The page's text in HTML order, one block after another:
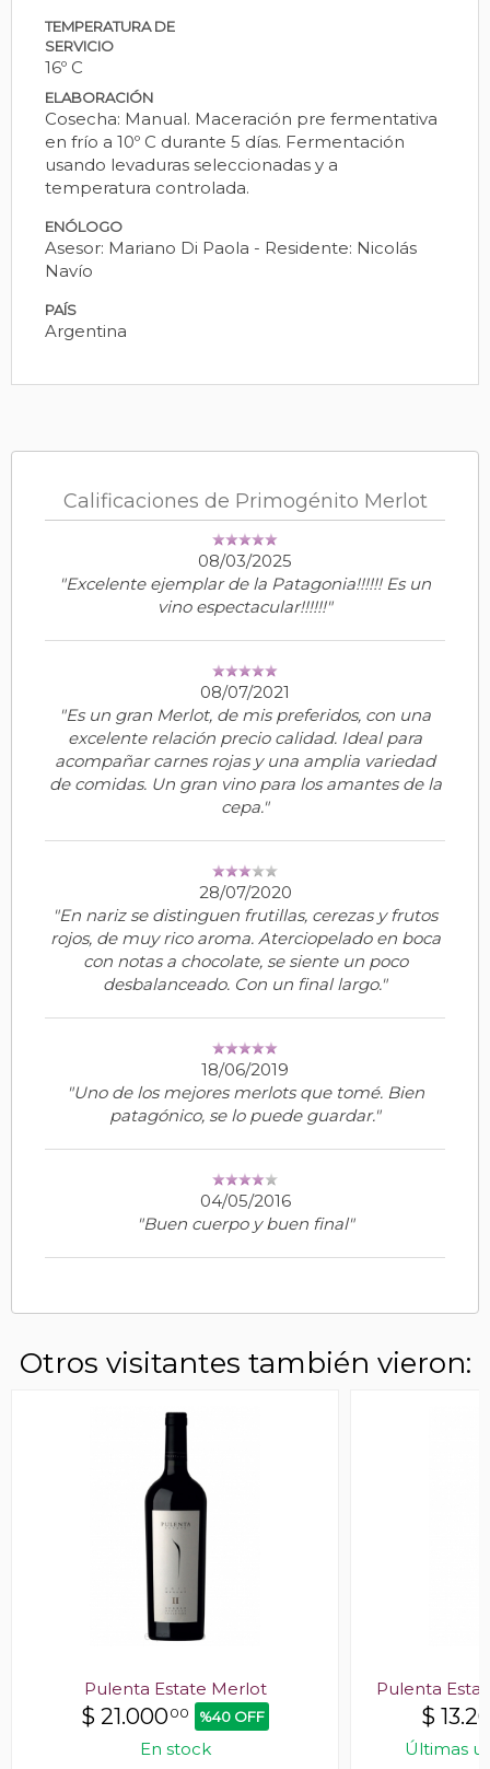
TEMPERATURA DE
SERVICIO
16º C
ELABORACIÓN
Cosecha: Manual. Maceración pre fermentativa
en frío a 10º C durante 5 días. Fermentación
usando levaduras seleccionadas y a
temperatura controlada.
ENÓLOGO
Asesor: Mariano Di Paola - Residente: Nicolás
Navío
PAÍS
Argentina
Calificaciones de Primogénito Merlot
08/03/2025
"Excelente ejemplar de la Patagonia!!!!!! Es un
vino espectacular!!!!!!"
08/07/2021
"Es un gran Merlot, de mis preferidos, con una
excelente relación precio calidad. Ideal para
acompañar carnes rojas y una amplia variedad
de comidas. Un gran vino para los amantes de la
cepa."
28/07/2020
"En nariz se distinguen frutillas, cerezas y frutos
rojos, de muy rico aroma. Aterciopelado en boca
con notas a chocolate, se siente un poco
desbalanceado. Con un final largo."
18/06/2019
"Uno de los mejores merlots que tomé. Bien
patagónico, se lo puede guardar."
04/05/2016
"Buen cuerpo y buen final"
Otros visitantes también vieron:
Pulenta Estate Merlot
$ 21.00000 %40 OFF
En stock
Pulenta
$
Últimas